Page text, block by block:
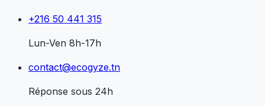
+216 50 441 315
Lun-Ven 8h-17h
contact@ecogyze.tn
Réponse sous 24h